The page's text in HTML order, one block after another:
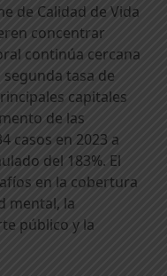
de Calidad de Vida
concentrar
continúa cercana
tasa de
capitales
de las
casos en 2023 a
del 183%. El
en la cobertura
mental, la
público y la